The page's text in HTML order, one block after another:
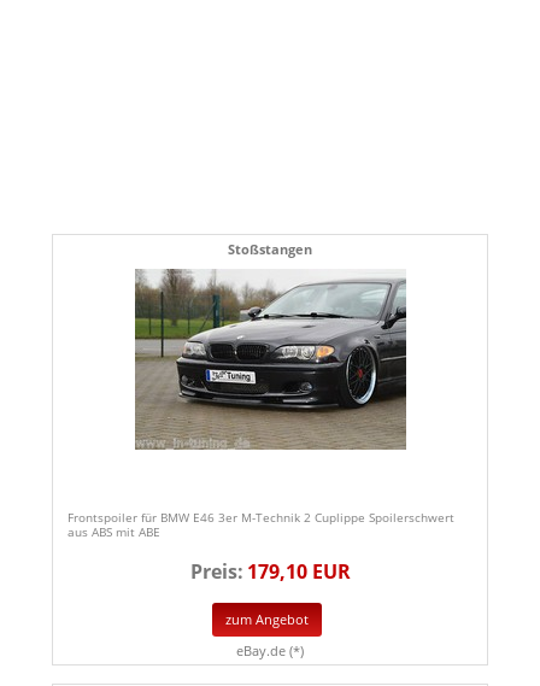
Stoßstangen
Frontspoiler für BMW E46 3er M-Technik 2 Cuplippe Spoilerschwert
aus ABS mit ABE
Preis: 179,10 EUR
zum Angebot
eBay.de (*)